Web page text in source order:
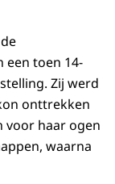
een toen 14-
Zij werd
onttrekken
voor haar ogen
waarna